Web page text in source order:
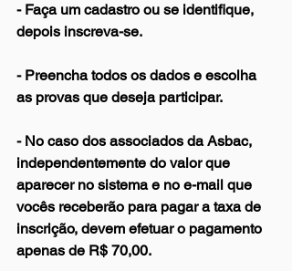
- Faça um cadastro ou se identifique,
depois inscreva-se.
- Preencha todos os dados e escolha
as provas que deseja participar.
- No caso dos associados da Asbac,
independentemente do valor que
aparecer no sistema e no e-mail que
vocês receberão para pagar a taxa de
inscrição, devem efetuar o pagamento
apenas de R$ 70,00.